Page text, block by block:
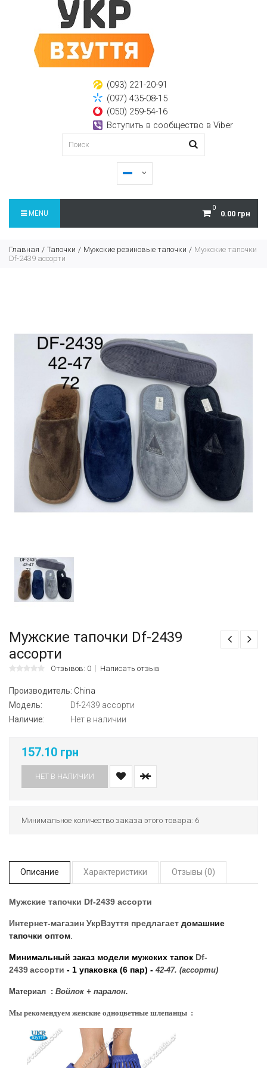
(093) 221-20-91
(097) 435-08-15
(050) 259-54-16
Вступить в сообщество в Viber
0
0.00 грн
MENU
Главная Тапочки Мужские резиновые тапочки
Мужские тапочки
Df-2439 ассорти
Мужские тапочки Df-2439
ассорти
Отзывов: 0 Написать отзыв
Производитель: China
Модель:
Df-2439 ассорти
Наличие:
Нет в наличии
157.10 грн
НЕТ В НАЛИЧИИ
Минимальное количество заказа этого товара: 6
Описание Характеристики Отзывы (0)
Мужские тапочки Df-2439 ассорти
Интернет-магазин УкрВзуття предлагает домашние
тапочки оптом
Минимальный заказ модели мужских тапок Df-
2439ассорти - 1 упаковка (6 пар) - 42-47. (ассорти)
Материал : Войлок + паралон.
Мы рекомендуем женские одноцветные шлепанцы :